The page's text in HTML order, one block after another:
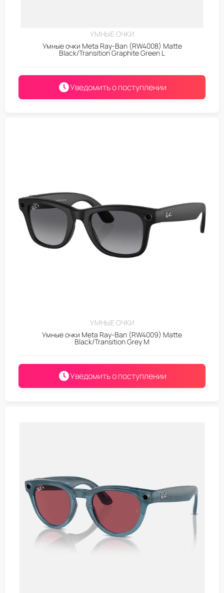
УМНЫЕ ОЧКИ
Умные очки Meta Ray-Ban (RW4008) Matte
Black/Transition Graphite Green L
Уведомить о поступлении
УМНЫЕ ОЧКИ
Умные очки Meta Ray-Ban (RW4009) Matte
Black/Transition Grey M
Уведомить о поступлении